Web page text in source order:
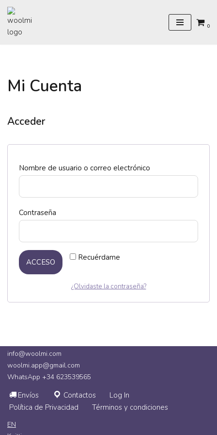
0
Mi Cuenta
Acceder
Nombre de usuario o correo electrónico
Contraseña
Recuérdame
ACCESO
¿Olvidaste la contraseña?
info@woolmi.com
woolmi.app@gmail.com
WhatsApp +34 623539565
Envíos Contactos
Log In
Política de Privacidad
Términos y condiciones
EN